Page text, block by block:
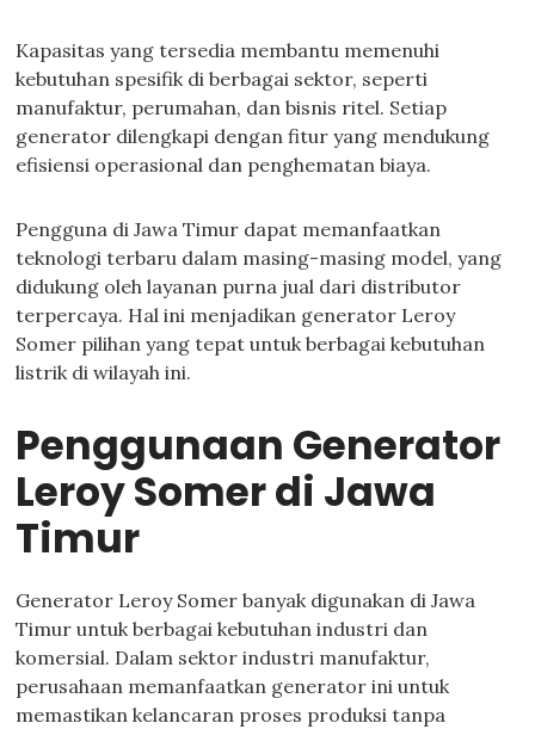
Kapasitas yang tersedia membantu memenuhi
kebutuhan spesifik di berbagai sektor, seperti
manufaktur, perumahan, dan bisnis ritel. Setiap
generator dilengkapi dengan fitur yang mendukung
efisiensi operasional dan penghematan biaya.
Pengguna di Jawa Timur dapat memanfaatkan
teknologi terbaru dalam masing-masing model, yang
didukung oleh layanan purna jual dari distributor
terpercaya. Hal ini menjadikan generator Leroy
Somer pilihan yang tepat untuk berbagai kebutuhan
listrik di wilayah ini.
Penggunaan Generator
Leroy Somer di Jawa
Timur
Generator Leroy Somer banyak digunakan di Jawa
Timur untuk berbagai kebutuhan industri dan
komersial. Dalam sektor industri manufaktur,
perusahaan memanfaatkan generator ini untuk
memastikan kelancaran proses produksi tanpa